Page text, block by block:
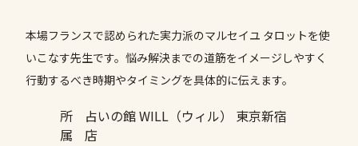
本場フランスで認められた実力派のマルセイユ タロットを使
いこなす先生です。悩み解決までの道筋をイメージしやすく
行動するべき時期やタイミングを具体的に伝えます。
所
属
占いの館 WILL（ウィル） 東京新宿
店